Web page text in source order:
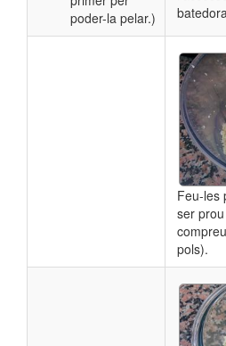
poder-la pelar.)
Feu-les
ser
pols).